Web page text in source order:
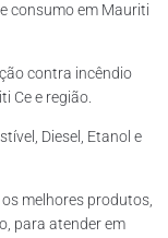
consumo em Mauriti
contra incêndio
Ce e região.
Diesel, Etanol e
melhores produtos,
para atender em